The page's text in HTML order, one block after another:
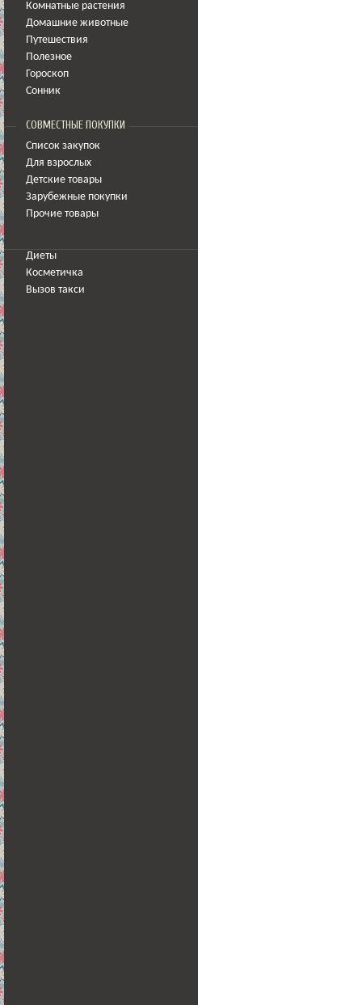
Комнатные растения
Домашние животные
Путешествия
Полезное
Гороскоп
Сонник
СОВМЕСТНЫЕ ПОКУПКИ
Список закупок
Для взрослых
Детские товары
Зарубежные покупки
Прочие товары
Диеты
Косметичка
Вызов такси